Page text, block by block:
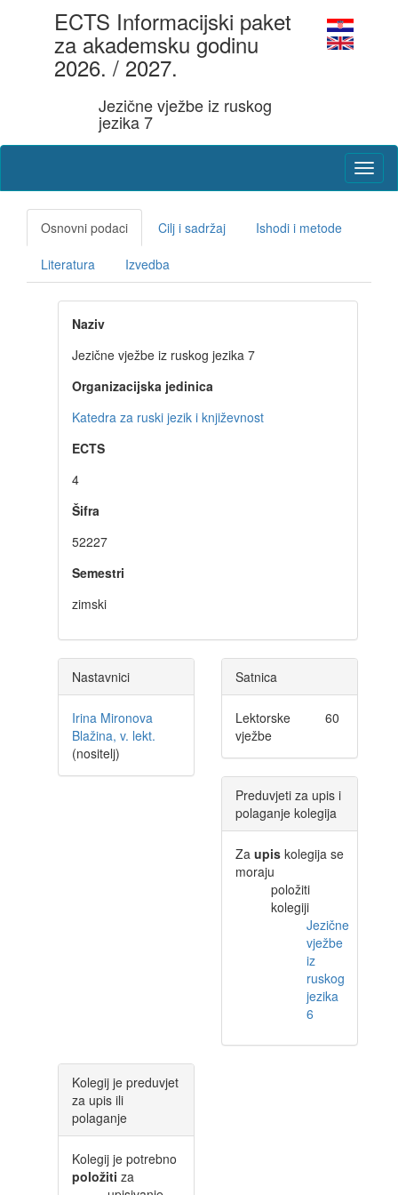
ECTS Informacijski paket
za akademsku godinu
2026. / 2027.
Jezične vježbe iz ruskog
jezika 7
Osnovni podaci Cilj i sadržaj Ishodi i metode
Literatura Izvedba
Naziv
Jezične vježbe iz ruskog jezika 7
Organizacijska jedinica
Katedra za ruski jezik i književnost
ECTS
4
Šifra
52227
Semestri
zimski
Nastavnici
Irina Mironova
Blažina, v. lekt.
(nositelj)
Satnica
Lektorske
vježbe
60
Preduvjeti za upis i
polaganje kolegija
Za upis kolegija se
moraju
položiti
kolegiji
Jezične
vježbe
iz
ruskog
jezika
6
Kolegij je preduvjet
za upis ili
polaganje
Kolegij je potrebno
položiti za